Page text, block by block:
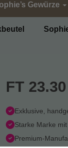
Gewürze
FT
Exklusive,
Starke Marke
Premium-